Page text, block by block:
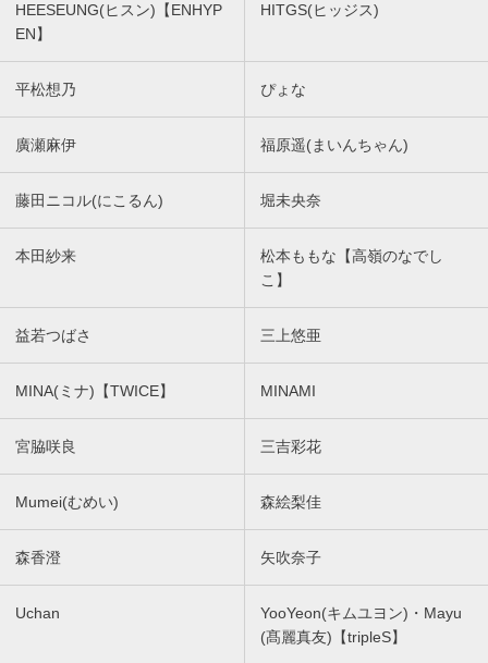
HEESEUNG(ヒスン)【ENHYP
EN】
HITGS(ヒッジス)
平松想乃 ぴょな
廣瀬麻伊 福原遥(まいんちゃん)
藤田ニコル(にこるん) 堀未央奈
本田紗来
松本ももな【高嶺のなでし
こ】
益若つばさ 三上悠亜
MINA(ミナ)【TWICE】 MINAMI
宮脇咲良 三吉彩花
Mumei(むめい) 森絵梨佳
森香澄 矢吹奈子
Uchan
YooYeon(キムユヨン)・Mayu
(髙麗真友)【tripleS】